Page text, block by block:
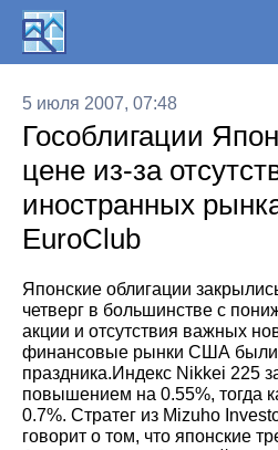
5 июля 2007, 07:48
Гособлигации
цене из-за
иностранных
EuroClub
Японские облигации
четверг в большинстве с
акции и отсутствия важных
финансовые рынки США были
праздника.Индекс Nikkei 225
повышением на 0.55%, тогда
0.7%. Стратег из Mizuho
говорит о том, что японские